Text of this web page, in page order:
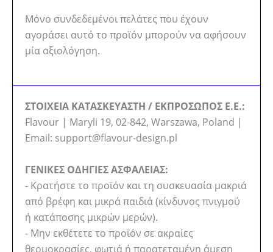
Μόνο συνδεδεμένοι πελάτες που έχουν
αγοράσει αυτό το προϊόν μπορούν να αφήσουν
μία αξιολόγηση.
ΣΤΟΙΧΕΙΑ ΚΑΤΑΣΚΕΥΑΣΤΗ / ΕΚΠΡΟΣΩΠΟΣ Ε.Ε.:
Flavour | Maryli 19, 02-842, Warszawa, Poland |
Email: support@flavour-design.pl
ΓΕΝΙΚΕΣ ΟΔΗΓΙΕΣ ΑΣΦΑΛΕΙΑΣ:
- Κρατήστε το προϊόν και τη συσκευασία μακριά
από βρέφη και μικρά παιδιά (κίνδυνος πνιγμού
ή κατάποσης μικρών μερών).
- Μην εκθέτετε το προϊόν σε ακραίες
θερμοκρασίες, φωτιά ή παρατεταμένη άμεση